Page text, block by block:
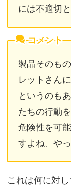
には不適切
コメント
製品そのも
レットさん
というのも
たちの行動
危険性を可
すよね、やっ
これは何に対